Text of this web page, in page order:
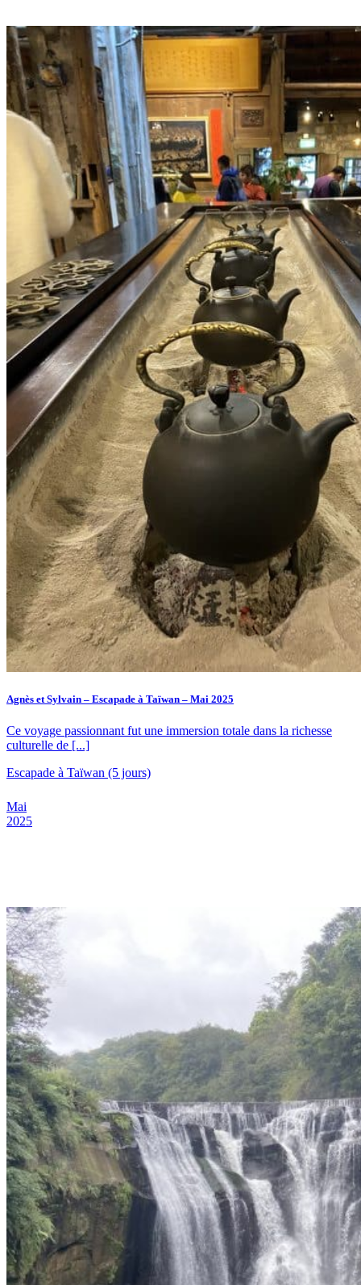
Agnès et Sylvain – Escapade à Taïwan – Mai 2025
Ce voyage passionnant fut une immersion totale dans la richesse
culturelle de [...]
Escapade à Taïwan (5 jours)
Mai
2025